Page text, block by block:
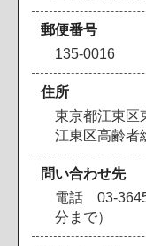
郵便番号
135-0016
住所
東京都江東区
江東区高齢者
問い合わせ先
電話 03-
分まで）